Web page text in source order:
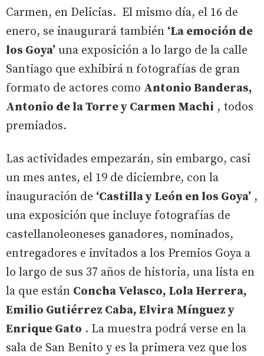
Carmen, en Delicias. El mismo día, el 16 de
enero, se inaugurará también ‘La emoción de
los Goya’ una exposición a lo largo de la calle
Santiago que exhibirá n fotografías de gran
formato de actores como Antonio Banderas,
Antonio de la Torre y Carmen Machi , todos
premiados.
Las actividades empezarán, sin embargo, casi
un mes antes, el 19 de diciembre, con la
inauguración de ‘Castilla y León en los Goya’ ,
una exposición que incluye fotografías de
castellanoleoneses ganadores, nominados,
entregadores e invitados a los Premios Goya a
lo largo de sus 37 años de historia, una lista en
la que están Concha Velasco, Lola Herrera,
Emilio Gutiérrez Caba, Elvira Mínguez y
Enrique Gato . La muestra podrá verse en la
sala de San Benito y es la primera vez que los